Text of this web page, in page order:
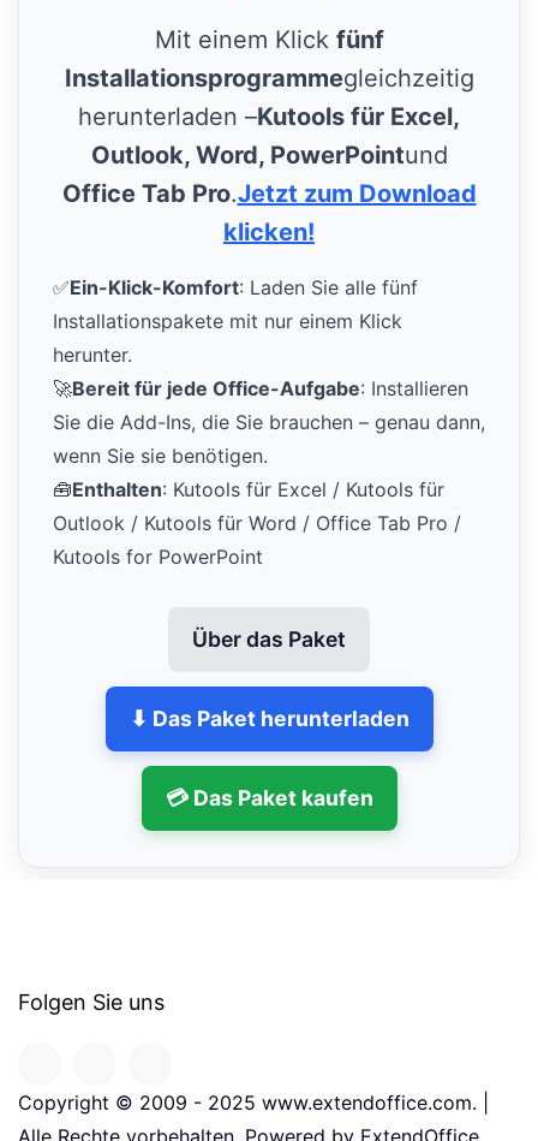
Mit einem Klick fünf
Installationsprogrammegleichzeitig
herunterladen –Kutools für Excel,
Outlook, Word, PowerPointund
Office Tab Pro.Jetzt zum Download
klicken!
✅Ein-Klick-Komfort: Laden Sie alle fünf
Installationspakete mit nur einem Klick
herunter.
🚀Bereit für jede Office-Aufgabe: Installieren
Sie die Add-Ins, die Sie brauchen – genau dann,
wenn Sie sie benötigen.
🧰Enthalten: Kutools für Excel / Kutools für
Outlook / Kutools für Word / Office Tab Pro /
Kutools for PowerPoint
Über das Paket
⬇ Das Paket herunterladen
💳 Das Paket kaufen
Folgen Sie uns
Copyright © 2009 - 2025 www.extendoffice.com. |